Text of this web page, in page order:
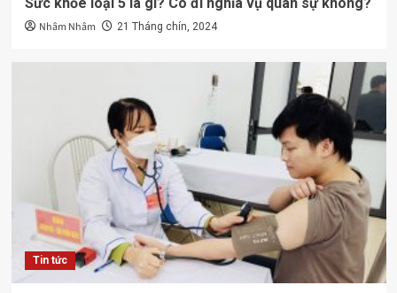
Nhâm Nhâm 21 Tháng chín, 2024
Tin tức